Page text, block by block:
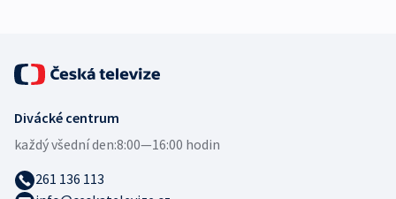
Divácké centrum
každý všední den:8:00—16:00 hodin
261 136 113